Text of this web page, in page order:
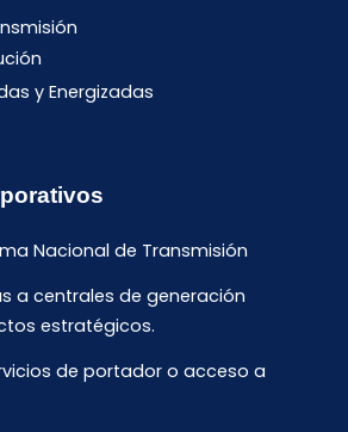
y Energizadas
Nacional de Transmisión
a centrales de generación
estratégicos.
de portador o acceso a